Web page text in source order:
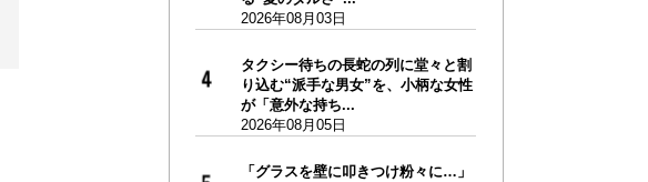
2026年08月03日
タクシー待ちの長蛇の列に堂々と割
り込む“派手な男女”を、小柄な女性
が「意外な持ち...
2026年08月05日
「グラスを壁に叩きつけ粉々に…」